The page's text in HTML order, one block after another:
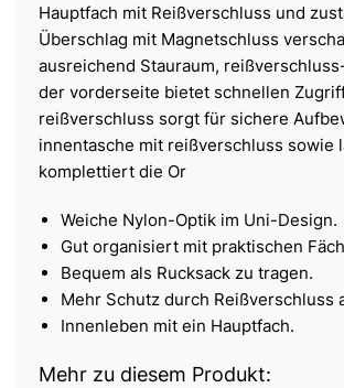
Hauptfach mit Reißverschluss und
Überschlag mit Magnetschluss
ausreichend Stauraum,
der vorderseite bietet schnellen
reißverschluss sorgt für sichere
innentasche mit reißverschluss sowie
komplettiert die Or
Weiche Nylon-Optik im Uni-Design.
Gut organisiert mit praktischen
Bequem als Rucksack zu tragen.
Mehr Schutz durch Reißverschluss
Innenleben mit ein Hauptfach.
Mehr zu diesem Produkt: